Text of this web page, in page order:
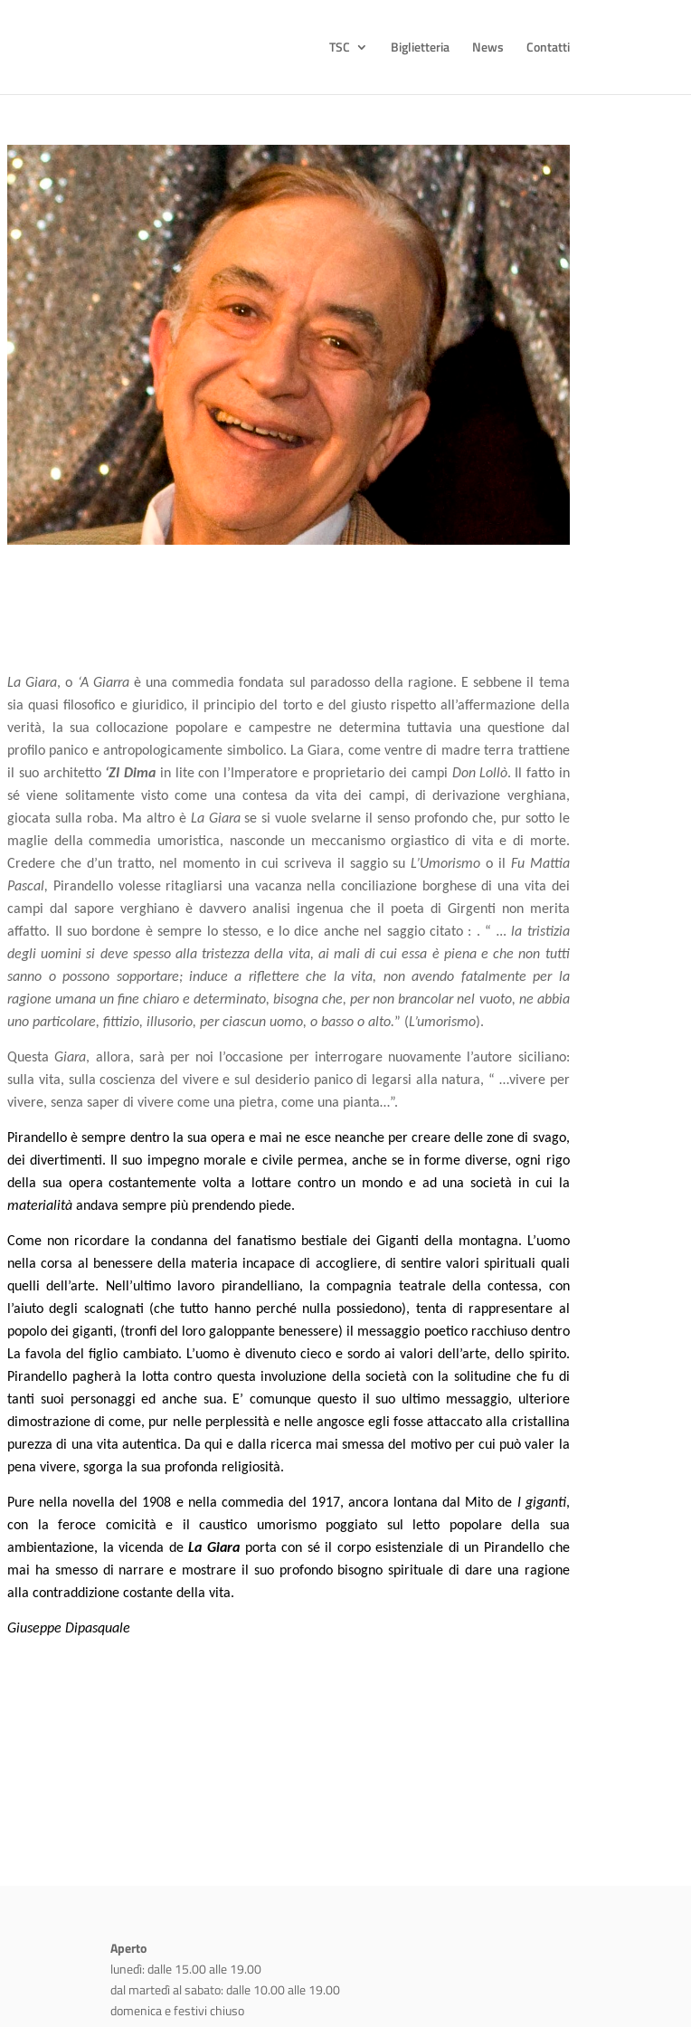
TSC Biglietteria News Contatti
La Giara, o ‘A Giarraè una commedia fondata sul paradosso della ragione. E sebbene il tema
sia quasi filosofico e giuridico, il principio del torto e del giusto rispetto all’affermazione della
verità, la sua collocazione popolare e campestre ne determina tuttavia una questione dal
profilo panico e antropologicamente simbolico. La Giara, come ventre di madre terra trattiene
il suo architetto ‘ZI Dima in lite con l’Imperatore e proprietario dei campi Don Lollò. Il fatto in
sé viene solitamente visto come una contesa da vita dei campi, di derivazione verghiana,
giocata sulla roba. Ma altro è La Giarase si vuole svelarne il senso profondo che, pur sotto le
maglie della commedia umoristica, nasconde un meccanismo orgiastico di vita e di morte.
Credere che d’un tratto, nel momento in cui scriveva il saggio suL’Umorismo o il Fu Mattia
Pascal, Pirandello volesse ritagliarsi una vacanza nella conciliazione borghese di una vita dei
campi dal sapore verghiano è davvero analisi ingenua che il poeta di Girgenti non merita
affatto. Il suo bordone è sempre lo stesso, e lo dice anche nel saggio citato : . “ … la tristizia
degli uomini si deve spesso alla tristezza della vita, ai mali di cui essa è piena e che non tutti
sanno o possono sopportare; induce a riflettere che la vita, non avendo fatalmente per la
ragione umana un fine chiaro e determinato, bisogna che, per non brancolar nel vuoto, ne abbia
uno particolare, fittizio, illusorio, per ciascun uomo, o basso o alto.” (L’umorismo).
QuestaGiara, allora, sarà per noi l’occasione per interrogare nuovamente l’autore siciliano:
sulla vita, sulla coscienza del vivere e sul desiderio panico di legarsi alla natura, “ …vivere per
vivere, senza saper di vivere come una pietra, come una pianta…”.
Pirandello è sempre dentro la sua opera e mai ne esce neanche per creare delle zone di svago,
dei divertimenti. Il suo impegno morale e civile permea, anche se in forme diverse, ogni rigo
della sua opera costantemente volta a lottare contro un mondo e ad una società in cui la
materialità andava sempre più prendendo piede.
Come non ricordare la condanna del fanatismo bestiale dei Giganti della montagna. L’uomo
nella corsa al benessere della materia incapace di accogliere, di sentire valori spirituali quali
quelli dell’arte. Nell’ultimo lavoro pirandelliano, la compagnia teatrale della contessa, con
l’aiuto degli scalognati (che tutto hanno perché nulla possiedono), tenta di rappresentare al
popolo dei giganti, (tronfi del loro galoppante benessere) il messaggio poetico racchiuso dentro
La favola del figlio cambiato. L’uomo è divenuto cieco e sordo ai valori dell’arte, dello spirito.
Pirandello pagherà la lotta contro questa involuzione della società con la solitudine che fu di
tanti suoi personaggi ed anche sua. E’ comunque questo il suo ultimo messaggio, ulteriore
dimostrazione di come, pur nelle perplessità e nelle angosce egli fosse attaccato alla cristallina
purezza di una vita autentica. Da qui e dalla ricerca mai smessa del motivo per cui può valer la
pena vivere, sgorga la sua profonda religiosità.
Pure nella novella del 1908 e nella commedia del 1917, ancora lontana dal Mito de I giganti,
con la feroce comicità e il caustico umorismo poggiato sul letto popolare della sua
ambientazione, la vicenda deLa Giara porta con sé il corpo esistenziale di un Pirandello che
mai ha smesso di narrare e mostrare il suo profondo bisogno spirituale di dare una ragione
alla contraddizione costante della vita.
Giuseppe Dipasquale
Aperto
lunedì: dalle 15.00 alle 19.00
dal martedì al sabato: dalle 10.00 alle 19.00
domenica e festivi chiuso